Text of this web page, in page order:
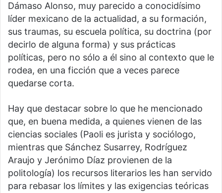
Dámaso Alonso, muy parecido a conocidísimo
líder mexicano de la actualidad, a su formación,
sus traumas, su escuela política, su doctrina (por
decirlo de alguna forma) y sus prácticas
políticas, pero no sólo a él sino al contexto que le
rodea, en una ficción que a veces parece
quedarse corta.
Hay que destacar sobre lo que he mencionado
que, en buena medida, a quienes vienen de las
ciencias sociales (Paoli es jurista y sociólogo,
mientras que Sánchez Susarrey, Rodríguez
Araujo y Jerónimo Díaz provienen de la
politología) los recursos literarios les han servido
para rebasar los límites y las exigencias teóricas